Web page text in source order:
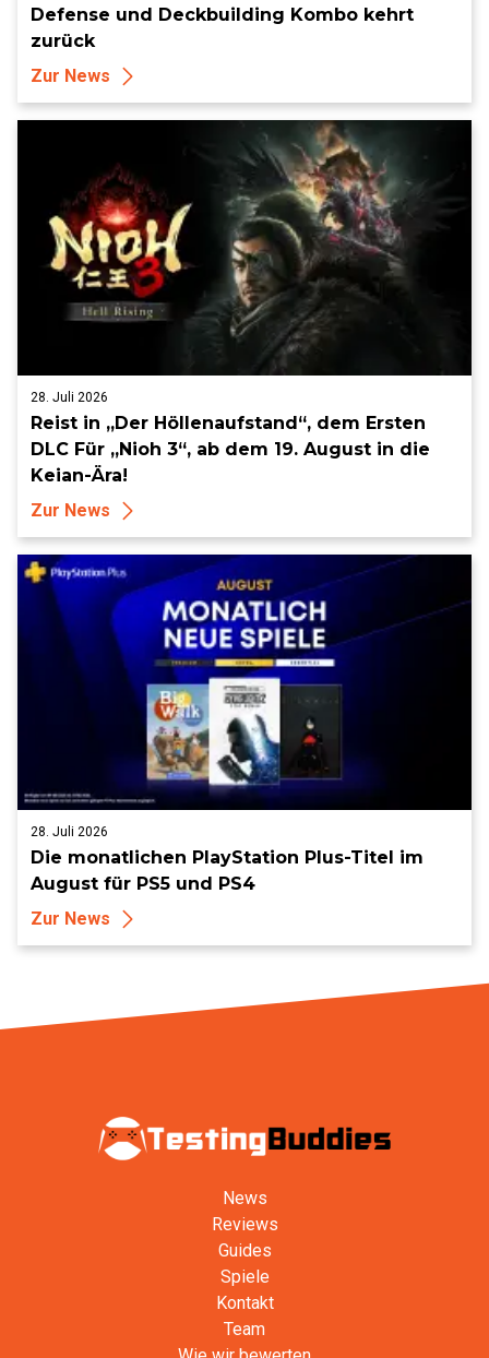
Defense und Deckbuilding Kombo kehrt
zurück
Zur News
28. Juli 2026
Reist in „Der Höllenaufstand“, dem Ersten
DLC Für „Nioh 3“, ab dem 19. August in die
Keian-Ära!
Zur News
28. Juli 2026
Die monatlichen PlayStation Plus-Titel im
August für PS5 und PS4
Zur News
News
Reviews
Guides
Spiele
Kontakt
Team